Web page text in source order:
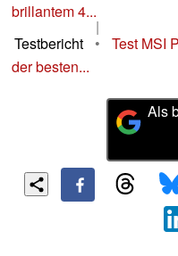
brillantem 4...
|
Testbericht
•
Test MSI
der besten...
Als